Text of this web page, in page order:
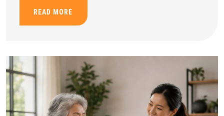
READ MORE